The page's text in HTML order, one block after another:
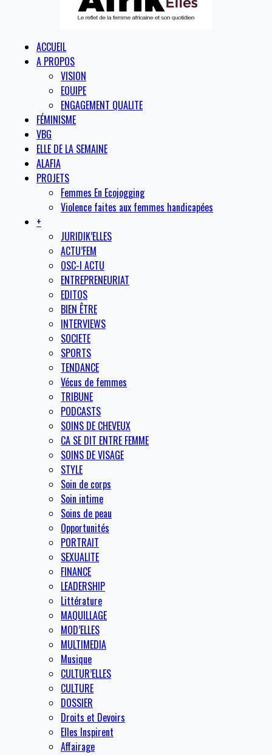
ACCUEIL
A PROPOS
VISION
EQUIPE
ENGAGEMENT QUALITE
FÉMINISME
VBG
ELLE DE LA SEMAINE
ALAFIA
PROJETS
Femmes En Ecojogging
Violence faites aux femmes handicapées
+
JURIDIK’ELLES
ACTU’FEM
OSC-I ACTU
ENTREPRENEURIAT
EDITOS
BIEN ÊTRE
INTERVIEWS
SOCIETE
SPORTS
TENDANCE
Vécus de femmes
TRIBUNE
PODCASTS
SOINS DE CHEVEUX
CA SE DIT ENTRE FEMME
SOINS DE VISAGE
STYLE
Soin de corps
Soin intime
Soins de peau
Opportunités
PORTRAIT
SEXUALITE
FINANCE
LEADERSHIP
Littérature
MAQUILLAGE
MOD’ELLES
MULTIMEDIA
Musique
CULTUR’ELLES
CULTURE
DOSSIER
Droits et Devoirs
Elles Inspirent
Affairage